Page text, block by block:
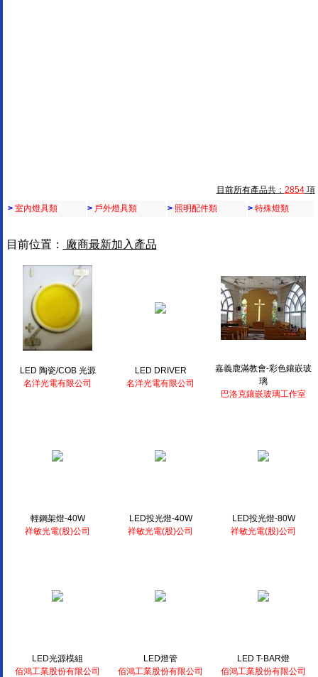
目前所有產品共： 2854項
> 室內燈具類 > 戶外燈具類 > 照明配件類 > 特殊燈類
目前位置： 廠商最新加入產品
LED 陶瓷/COB 光源
名洋光電有限公司
LED DRIVER
名洋光電有限公司
嘉義鹿滿教會-彩色鑲嵌玻
璃
巴洛克鑲嵌玻璃工作室
輕鋼架燈-40W
祥敏光電(股)公司
LED投光燈-40W
祥敏光電(股)公司
LED投光燈-80W
祥敏光電(股)公司
LED光源模組
佰鴻工業股份有限公司
LED燈管
佰鴻工業股份有限公司
LED T-BAR燈
佰鴻工業股份有限公司